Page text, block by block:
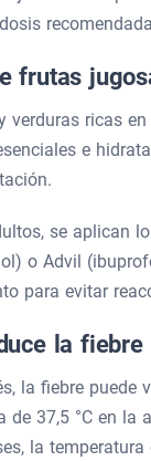
frutas
verduras ricas
e
se aplican
o Advil
para evitar
la fiebre
la fiebre puede
de 37,5 °C en la
la